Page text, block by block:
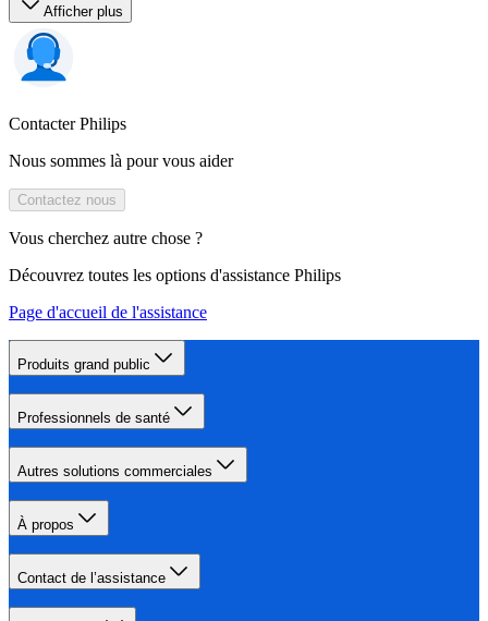
Afficher plus
Contacter Philips
Nous sommes là pour vous aider
Contactez nous
Vous cherchez autre chose ?
Découvrez toutes les options d'assistance Philips
Page d'accueil de l'assistance
Produits grand public
Professionnels de santé
Autres solutions commerciales
À propos
Contact de l’assistance